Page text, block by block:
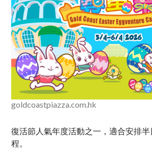
goldcoastpiazza.com.hk
復活節人氣年度活動之一，適合安排
程。